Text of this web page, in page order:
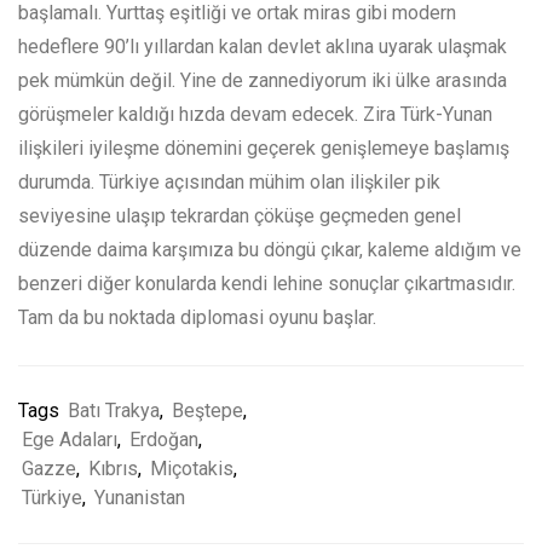
başlamalı. Yurttaş eşitliği ve ortak miras gibi modern
hedeflere 90’lı yıllardan kalan devlet aklına uyarak ulaşmak
pek mümkün değil. Yine de zannediyorum iki ülke arasında
görüşmeler kaldığı hızda devam edecek. Zira Türk-Yunan
ilişkileri iyileşme dönemini geçerek genişlemeye başlamış
durumda. Türkiye açısından mühim olan ilişkiler pik
seviyesine ulaşıp tekrardan çöküşe geçmeden genel
düzende daima karşımıza bu döngü çıkar, kaleme aldığım ve
benzeri diğer konularda kendi lehine sonuçlar çıkartmasıdır.
Tam da bu noktada diplomasi oyunu başlar.
Tags Batı Trakya, Beştepe,
Ege Adaları, Erdoğan,
Gazze, Kıbrıs, Miçotakis,
Türkiye, Yunanistan